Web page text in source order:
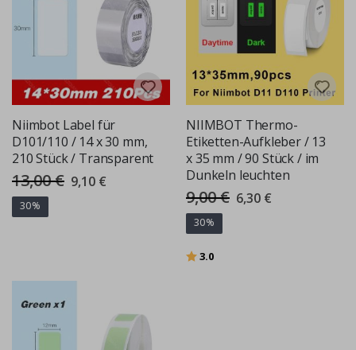
Niimbot Label für
D101/110 / 14 x 30 mm,
210 Stück / Transparent
13,00 € Special
Price
9,10 €
30%
NIIMBOT Thermo-
Etiketten-Aufkleber / 13
x 35 mm / 90 Stück / im
Dunkeln leuchten
9,00 € Special
Price
6,30 €
30%
Bewertung:
3.0